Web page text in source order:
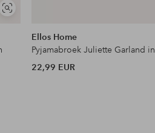
Soortgelijke
Ellos Home
Pyjamabroek Juliette Garland
22,99 EUR